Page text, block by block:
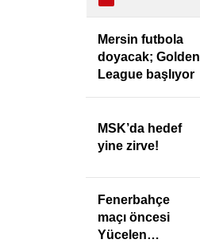
Mersin futbola
doyacak; Golden
League başlıyor
MSK’da hedef
yine zirve!
Fenerbahçe
maçı öncesi
Yücelen